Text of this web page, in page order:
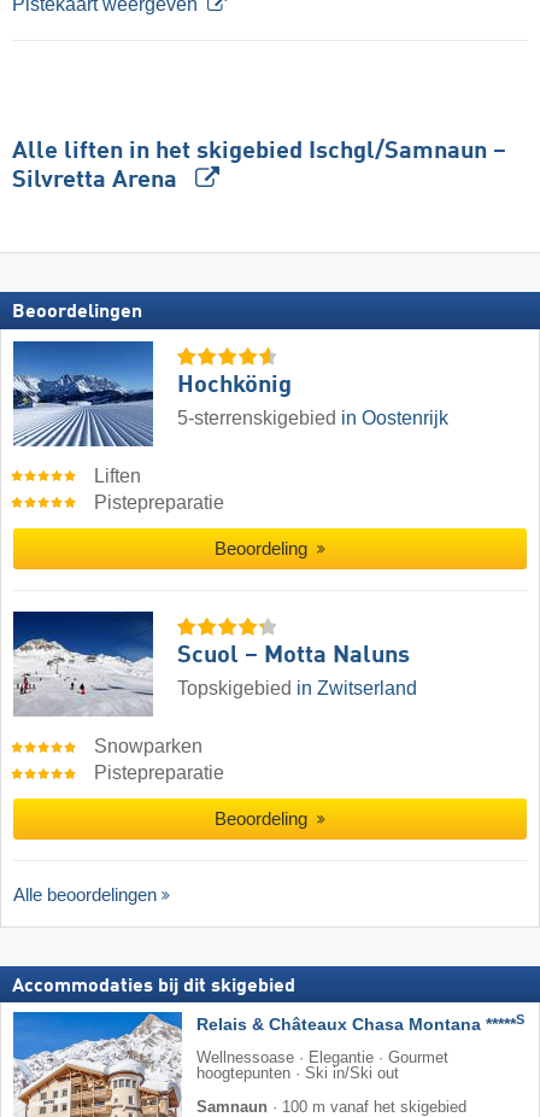
Alle liften in het skigebied Ischgl/​Samnaun –
Silvretta Arena
Beoordelingen
Hochkönig
5-sterrenskigebied in Oostenrijk
Liften
Pistepreparatie
Beoordeling
Scuol – Motta Naluns
Topskigebied in Zwitserland
Snowparken
Pistepreparatie
Beoordeling
Alle beoordelingen
Accommodaties bij dit skigebied
Relais & Châteaux Chasa Montana *****S
Wellnessoase · Elegantie · Gourmet
hoogtepunten · Ski in/Ski out
Samnaun · 100 m vanaf het skigebied